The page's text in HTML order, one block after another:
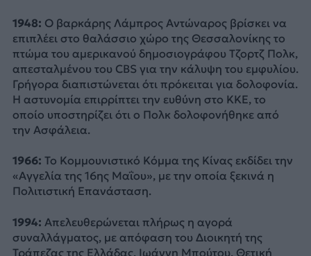
1948: Ο βαρκάρης Λάμπρος Αντώναρος βρίσκει να
επιπλέει στο θαλάσσιο χώρο της Θεσσαλονίκης το
πτώμα του αμερικανού δημοσιογράφου Τζορτζ Πολκ,
απεσταλμένου του CBS για την κάλυψη του εμφυλίου.
Γρήγορα διαπιστώνεται ότι πρόκειται για δολοφονία.
Η αστυνομία επιρρίπτει την ευθύνη στο ΚΚΕ, το
οποίο υποστηρίζει ότι ο Πολκ δολοφονήθηκε από
την Ασφάλεια.
1966: Το Κομμουνιστικό Κόμμα της Κίνας εκδίδει την
«Αγγελία της 16ης Μαΐου», με την οποία ξεκινά η
Πολιτιστική Επανάσταση.
1994: Απελευθερώνεται πλήρως η αγορά
συναλλάγματος, με απόφαση του Διοικητή της
Τράπεζας της Ελλάδας, Ιωάννη Μπούτου. Θετική